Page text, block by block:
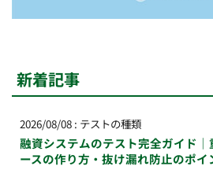
新着記事
2026/08/08 : テストの種類
融資システムのテスト完全ガイド
ースの作り方・抜け漏れ防止のポイ